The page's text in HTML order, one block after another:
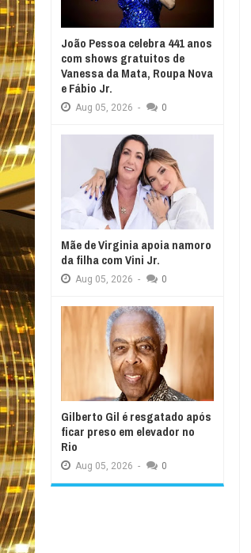
João Pessoa celebra 441 anos
com shows gratuitos de
Vanessa da Mata, Roupa Nova
e Fábio Jr.
Aug 05, 2026 - 0
Mãe de Virginia apoia namoro
da filha com Vini Jr.
Aug 05, 2026 - 0
Gilberto Gil é resgatado após
ficar preso em elevador no
Rio
Aug 05, 2026 - 0